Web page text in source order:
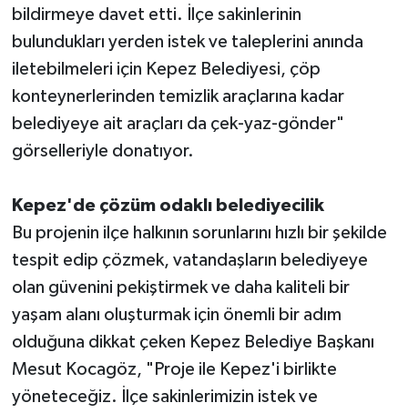
bildirmeye davet etti. İlçe sakinlerinin
bulundukları yerden istek ve taleplerini anında
iletebilmeleri için Kepez Belediyesi, çöp
konteynerlerinden temizlik araçlarına kadar
belediyeye ait araçları da çek-yaz-gönder"
görselleriyle donatıyor.
Kepez'de çözüm odaklı belediyecilik
Bu projenin ilçe halkının sorunlarını hızlı bir şekilde
tespit edip çözmek, vatandaşların belediyeye
olan güvenini pekiştirmek ve daha kaliteli bir
yaşam alanı oluşturmak için önemli bir adım
olduğuna dikkat çeken Kepez Belediye Başkanı
Mesut Kocagöz, "Proje ile Kepez'i birlikte
yöneteceğiz. İlçe sakinlerimizin istek ve